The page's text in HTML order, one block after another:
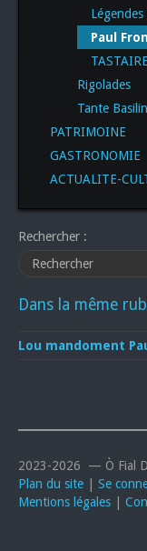
Paul
Rigolades
Tante
PATRIMOINE
GASTRONOMIE
ACTUALITE-
Rechercher :
Dans la même
Lou mandoment
2023-2026 — Ò Fial
Plan du site | Se
Mentions légales |